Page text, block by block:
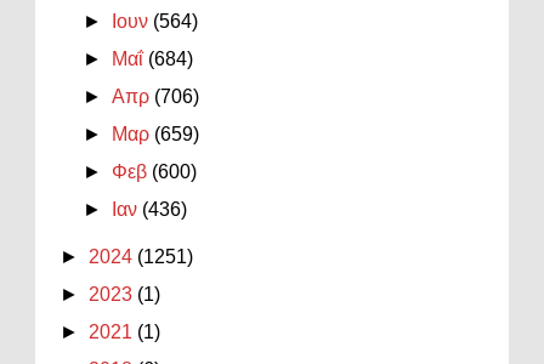
►
Ιουν (564)
►
Μαΐ (684)
►Απρ (706)
►
Μαρ (659)
► Φεβ (600)
►
Ιαν (436)
► 2024 (1251)
► 2023 (1)
► 2021 (1)